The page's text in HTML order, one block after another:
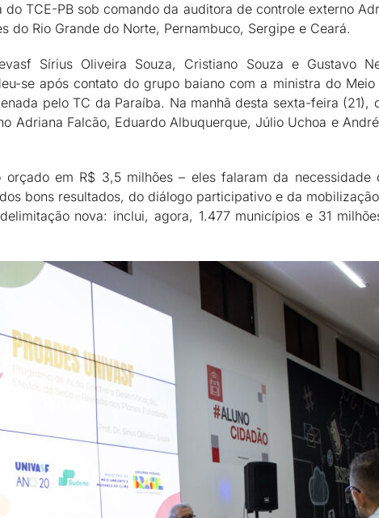
TCE-PB sob comando da auditora de controle externo
do Rio Grande do Norte, Pernambuco, Sergipe e Ceará.
Sírius Oliveira Souza, Cristiano Souza e Gustavo
se após contato do grupo baiano com a ministra do
pelo TC da Paraíba. Na manhã desta sexta-feira (21),
Adriana Falcão, Eduardo Albuquerque, Júlio Uchoa e
em R$ 3,5 milhões – eles falaram da
bons resultados, do diálogo participativo e da
nova: inclui, agora, 1.477 municípios e 31